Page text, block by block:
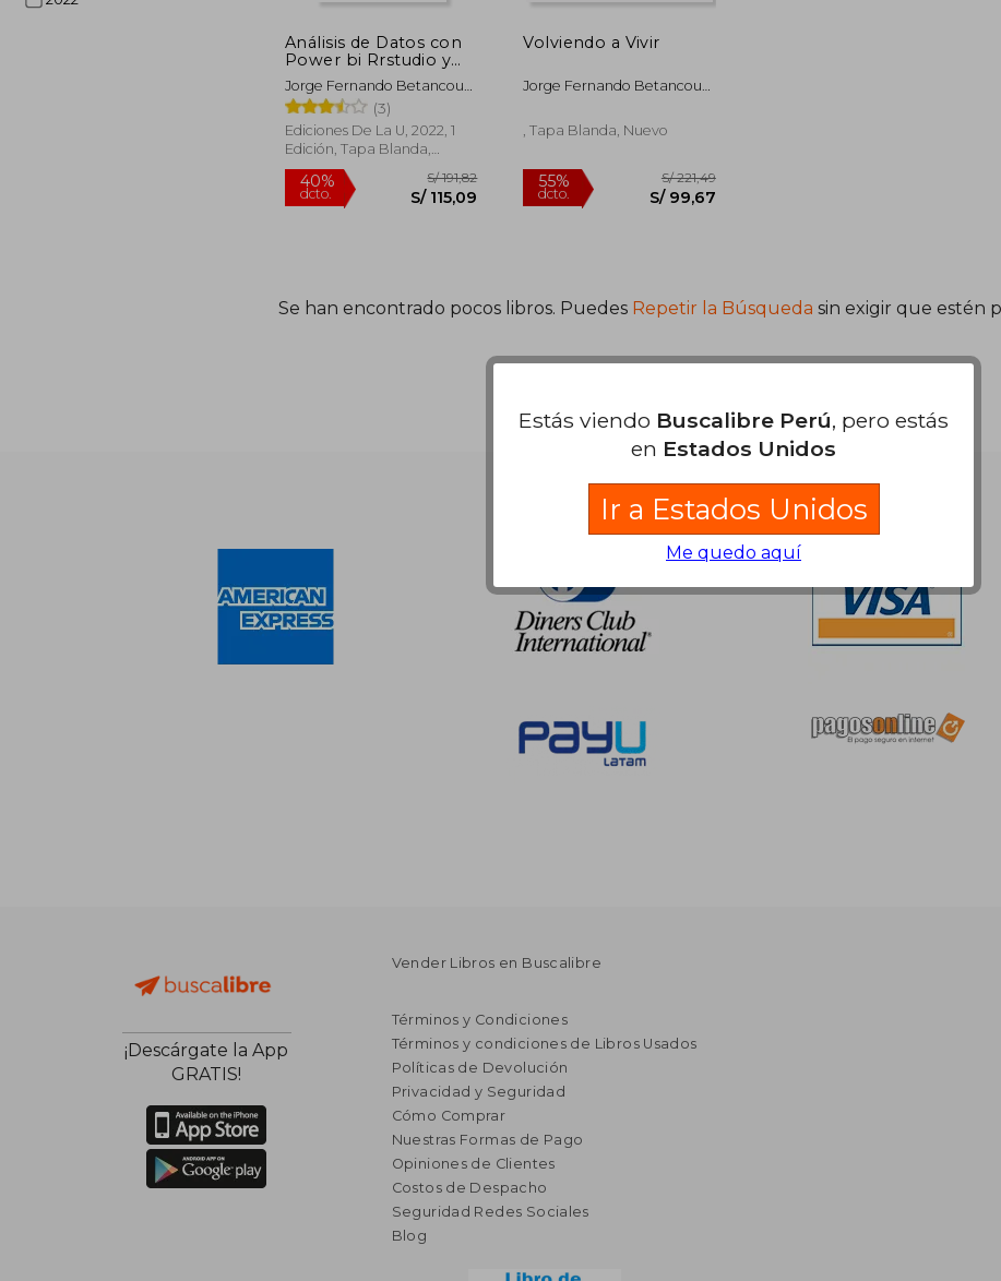
Análisis de Datos con
Power bi Rrstudio y
Knime
Jorge Fernando Betancourt
Uscátegui
(3)
Ediciones De La U, 2022, 1
Edición, Tapa Blanda,
Nuevo
Volviendo a Vivir
Jorge Fernando Betancourt
, Tapa Blanda, Nuevo
Se han encontrado pocos libros. Puedes Repetir la Búsqueda sin exigir que estén
Nuestras Formas de Pago
¡Descárgate la App
GRATIS!
Vender Libros en Buscalibre
Términos y Condiciones
Términos y condiciones de Libros Usados
Políticas de Devolución
Privacidad y Seguridad
Cómo Comprar
Nuestras Formas de Pago
Opiniones de Clientes
Costos de Despacho
Seguridad Redes Sociales
Blog
Estás viendo Buscalibre Perú, pero estás
en Estados Unidos
Ir a Estados Unidos
Me quedo aquí